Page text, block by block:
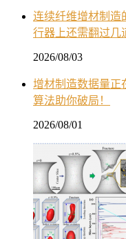
连续纤维增材制造
行器上还需翻过几
2026/08/03
增材制造数据量正
算法助你破局！
2026/08/01